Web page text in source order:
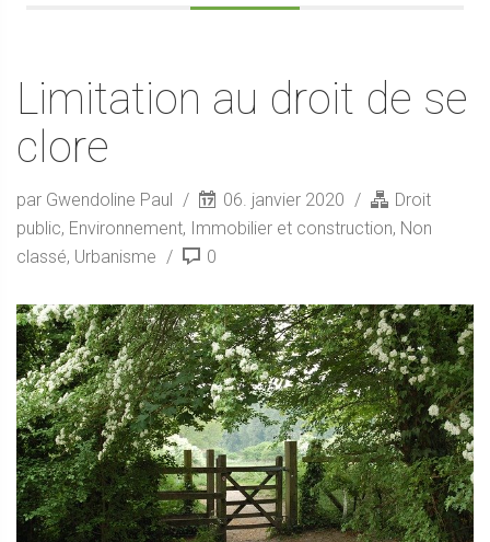
Limitation au droit de se
clore
par Gwendoline Paul 06. janvier 2020
Droit
public, Environnement, Immobilier et construction, Non
classé, Urbanisme 0